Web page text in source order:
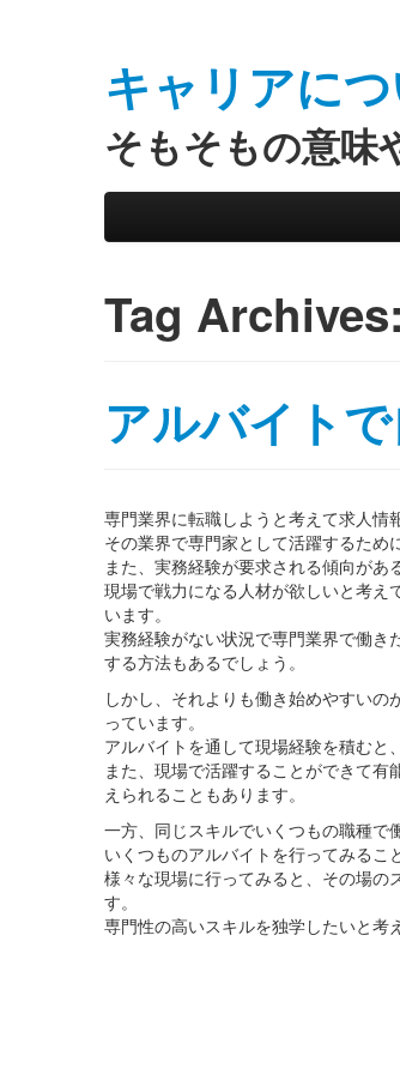
キャリアに
そもそもの意味
Main menu
Tag Archives:
アルバイト
専門業界に転職しようと考えて求人情
その業界で専門家として活躍するため
また、実務経験が要求される傾向があ
現場で戦力になる人材が欲しいと考え
います。
実務経験がない状況で専門業界で働き
する方法もあるでしょう。
しかし、それよりも働き始めやすい
っています。
アルバイトを通して現場経験を積むと
また、現場で活躍することができて
えられることもあります。
一方、同じスキルでいくつもの職種で
いくつものアルバイトを行ってみるこ
様々な現場に行ってみると、その場の
す。
専門性の高いスキルを独学したいと考